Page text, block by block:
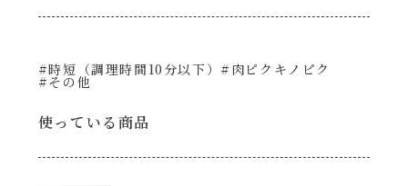
ごはんもの
創味のつゆ
創味のつゆあまくち
創味のつゆ減塩
#時短（調理時間10分以下） #肉ピクキノピク
#その他
使っている商品